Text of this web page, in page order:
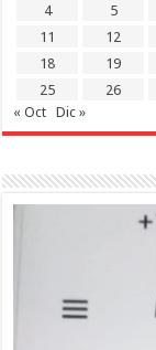
4
5
11
12
18
19
25
26
« Oct
Dic »